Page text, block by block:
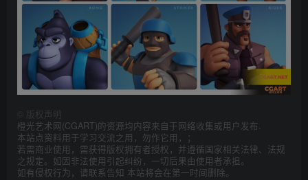
版权声明
橙光艺术网(CGART)的资源均内容来自于网络收集或用户发布.
本站点资料用于学习交流之用，勿作它用，；
若需商业使用，需获得版权拥有者授权，并遵循国家相关法律、法规
之规定。如因非法使用引起纠纷，一切后果由使用者承担。
如有侵权行为，请联系告知 本站将会在第一时间删除。